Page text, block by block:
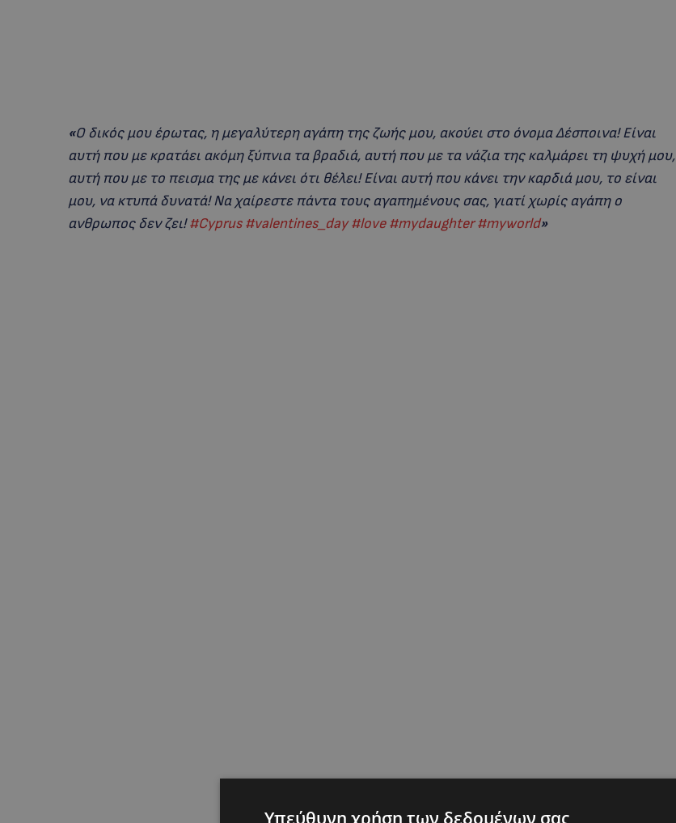
«Ο δικός μου έρωτας, η μεγαλύτερη αγάπη της ζωής μου, ακούει στο όνομα Δέσποινα! Είναι
αυτή που με κρατάει ακόμη ξύπνια τα βραδιά, αυτή που με τα νάζια της καλμάρει τη ψυχή μου,
αυτή που με το πεισμα της με κάνει ότι θέλει! Είναι αυτή που κάνει την καρδιά μου, το είναι
μου, να κτυπά δυνατά! Να χαίρεστε πάντα τους αγαπημένους σας, γιατί χωρίς αγάπη ο
ανθρωπος δεν ζει!#Cyprus #valentines_day #love #mydaughter #myworld»
Υπεύθυνη χρήση των δεδομένων σας